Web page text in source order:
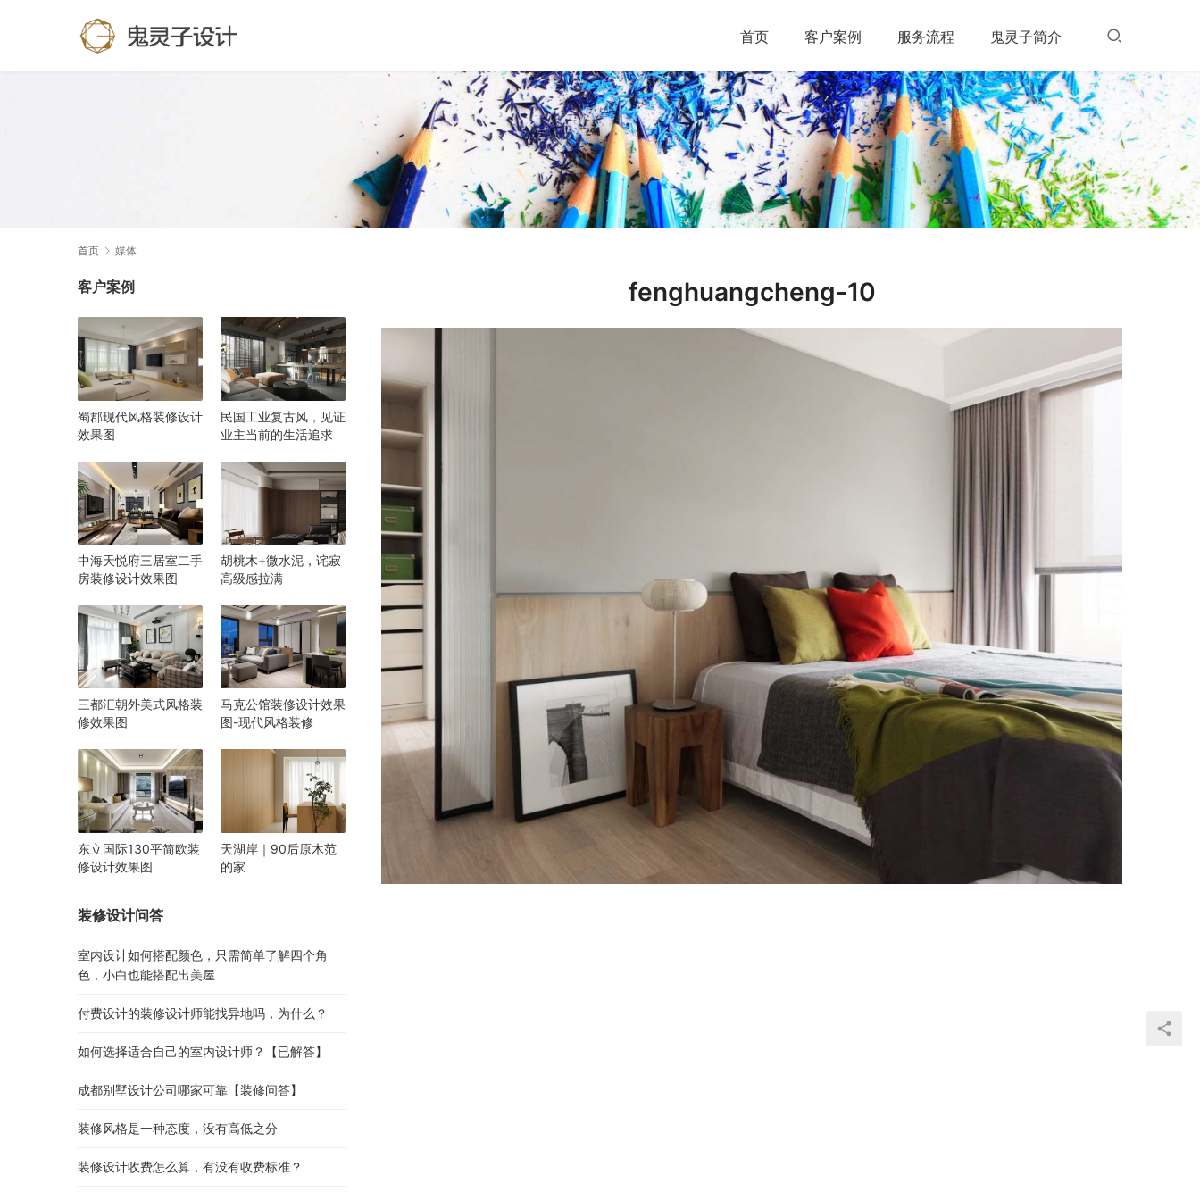
首页 客户案例 服务流程 鬼灵子简介
首页 媒体
fenghuangcheng-10
客户案例
蜀郡现代风格装修设计
效果图
民国工业复古风，见证
业主当前的生活追求
中海天悦府三居室二手
房装修设计效果图
胡桃木+微水泥，诧寂
高级感拉满
三都汇朝外美式风格装
修效果图
马克公馆装修设计效果
图-现代风格装修
东立国际130平简欧装
修设计效果图
天湖岸｜90后原木范
的家
装修设计问答
室内设计如何搭配颜色，只需简单了解四个角
色，小白也能搭配出美屋
付费设计的装修设计师能找异地吗，为什么？
如何选择适合自己的室内设计师？【已解答】
成都别墅设计公司哪家可靠【装修问答】
装修风格是一种态度，没有高低之分
装修设计收费怎么算，有没有收费标准？